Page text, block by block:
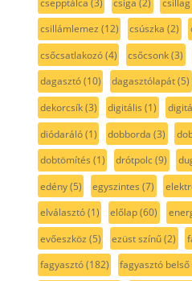
csillámlemez (12) csúszka (2)
csőcsatlakozó(4) csőcsonk(3)
dagasztó(10) dagasztólapát(5)
dekorcsík(3) digitális (1)
diódaráló(1) dobborda (3)
dobtömítés (1) drótpolc(9)
edény(5) egyszintes (7)
elválasztó(1) előlap(60)
evőeszköz (5) ezüst színű(2)
fagyasztó(182) fagyasztó